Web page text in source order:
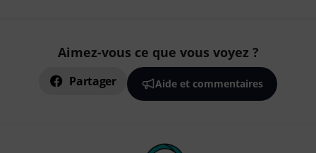
Aimez-vous ce que vous voyez ?
Partager Aide et commentaires